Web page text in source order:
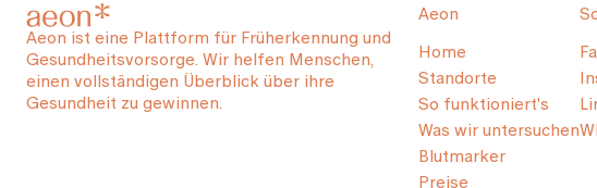
Aeon ist eine Plattform für Früherkennung und
Gesundheitsvorsorge. Wir helfen Menschen,
einen vollständigen Überblick über ihre
Gesundheit zu gewinnen.
Aeon
Home
Standorte
So funktioniert's
Was wir untersuchen
Blutmarker
Preise